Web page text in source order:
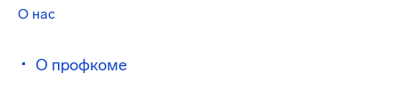
О нас
О профкоме